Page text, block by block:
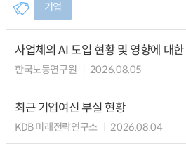
기업
사업체의 AI 도입 현황 및 영향에 대
한국노동연구원 2026.08.05
최근 기업여신 부실 현황
KDB 미래전략연구소 2026.08.04